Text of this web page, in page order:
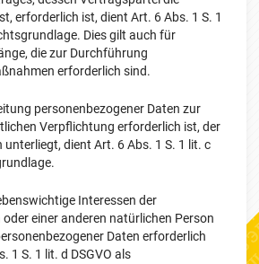
erforderlich ist, dient Art. 6 Abs. 1 S. 1
Dies gilt auch für
die zur Durchführung
erforderlich sind.
personenbezogener Daten zur
Verpflichtung erforderlich ist, der
unterliegt, dient Art. 6 Abs. 1 S. 1 lit. c
Interessen der
einer anderen natürlichen Person
Daten erforderlich
1 S. 1 lit. d DSGVO als